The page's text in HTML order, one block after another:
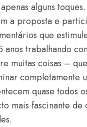
alguns
a proposta e
que
anos trabalhando
muitas coisas –
completamente
quase todos
mais fascinante de